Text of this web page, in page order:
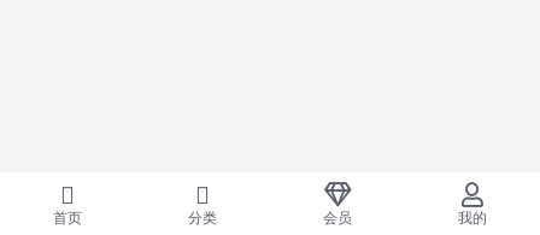
首页 分类 会员 我的